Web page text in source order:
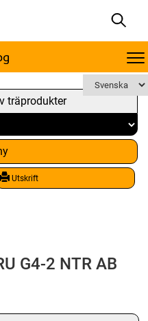
träprodukter
Utskrift
G4-2 NTR AB